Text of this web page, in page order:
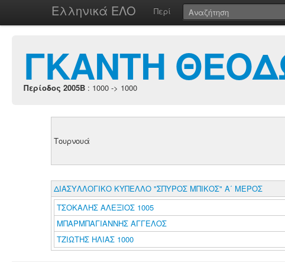
Ελληνικά ΕΛΟ Περί
ΓΚΑΝΤΗ
Περίοδος 2005B : 1000 -> 1000
Τουρνουά
ΔΙΑΣΥΛΛΟΓΙΚΟ ΚΥΠΕΛΛΟ "ΣΠΥΡΟΣ ΜΠΙΚΟΣ" Α΄ ΜΕΡΟΣ
ΤΣΟΚΑΛΗΣ ΑΛΕΞΙΟΣ 1005
ΜΠΑΡΜΠΑΓΙΑΝΝΗΣ ΑΓΓΕΛΟΣ
ΤΖΙΩΤΗΣ ΗΛΙΑΣ 1000